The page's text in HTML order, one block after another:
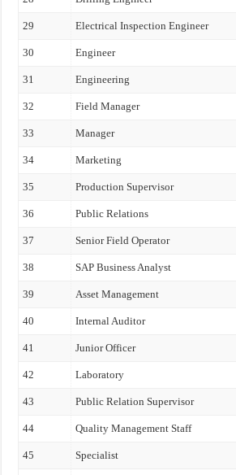
29 Electrical Inspection Engineer
30 Engineer
31 Engineering
32 Field Manager
33 Manager
34 Marketing
35 Production Supervisor
36 Public Relations
37 Senior Field Operator
38 SAP Business Analyst
39 Asset Management
40 Internal Auditor
41 Junior Officer
42 Laboratory
43 Public Relation Supervisor
44 Quality Management Staff
45 Specialist